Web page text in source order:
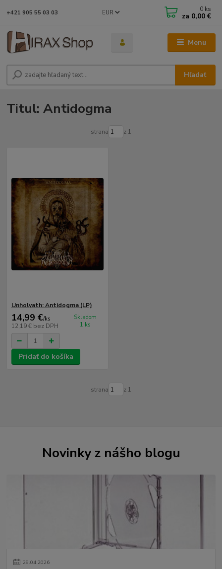
Menu
EUR
Hľadať
+421 905 55 03 03 0 ks
za 0,00 €
Titul: Antidogma
strana z 1
Unholyath: Antidogma (LP)
14,99 €/ks
12,19 € bez DPH
Skladom
1 ks
Pridať do košíka
strana z 1
Novinky z nášho blogu
29.04.2026